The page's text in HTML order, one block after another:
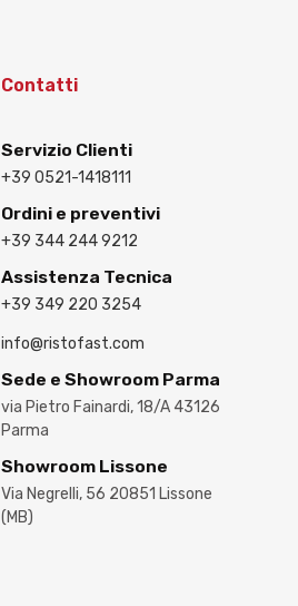
Contatti
Servizio Clienti
+39 0521-1418111
Ordini e preventivi
+39 344 244 9212
Assistenza Tecnica
+39 349 220 3254
info@ristofast.com
Sede e Showroom Parma
via Pietro Fainardi, 18/A 43126
Parma
Showroom Lissone
Via Negrelli, 56 20851 Lissone
(MB)